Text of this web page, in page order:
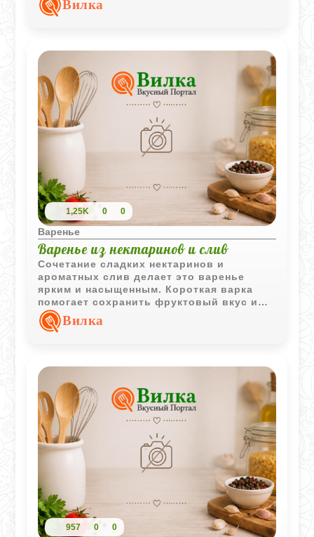
домашней выпечке.
Вилка
1,25K 0 0
Варенье
Варенье из нектаринов и слив
Сочетание сладких нектаринов и
ароматных слив делает это варенье
ярким и насыщенным. Короткая варка
помогает сохранить фруктовый вкус и
приятную текстуру кусочков.
Вилка
957 0 0